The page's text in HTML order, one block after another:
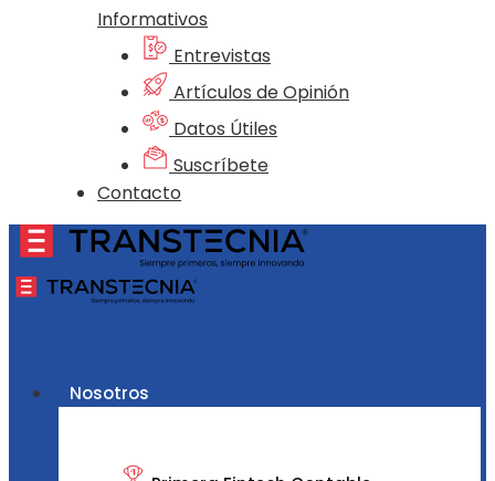
Informativos
Entrevistas
Artículos de Opinión
Datos Útiles
Suscríbete
Contacto
Nosotros